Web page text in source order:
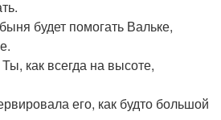
будет помогать Вальке,
как всегда на высоте,
его, как будто большой